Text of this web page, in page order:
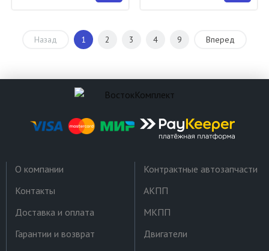
Назад 1 2 3 4 9 Вперед
О компании
Контакты
Доставка и оплата
Гарантии и возврат
Контрактные автозапчасти
АКПП
МКПП
Двигатели